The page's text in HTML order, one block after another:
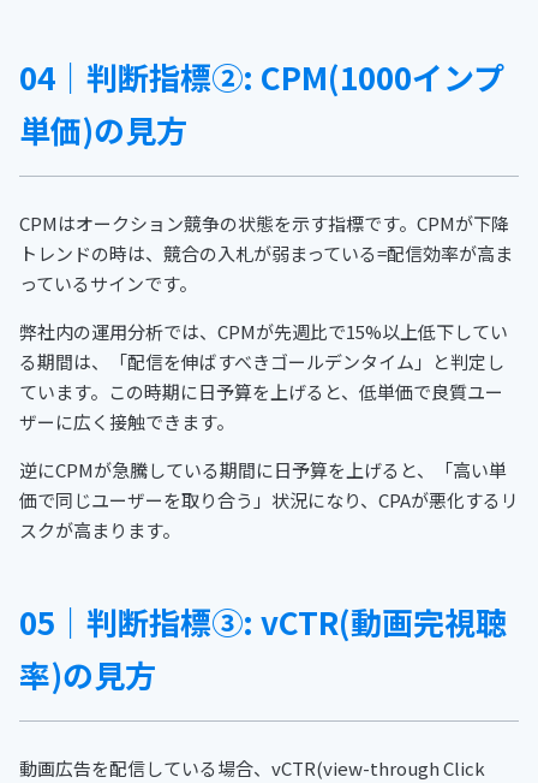
04｜判断指標②: CPM(1000インプ
単価)の見方
CPMはオークション競争の状態を示す指標です。CPMが下降
トレンドの時は、競合の入札が弱まっている=配信効率が高ま
っているサインです。
弊社内の運用分析では、CPMが先週比で15%以上低下してい
る期間は、「配信を伸ばすべきゴールデンタイム」と判定し
ています。この時期に日予算を上げると、低単価で良質ユー
ザーに広く接触できます。
逆にCPMが急騰している期間に日予算を上げると、「高い単
価で同じユーザーを取り合う」状況になり、CPAが悪化するリ
スクが高まります。
05｜判断指標③: vCTR(動画完視聴
率)の見方
動画広告を配信している場合、vCTR(view-through Click